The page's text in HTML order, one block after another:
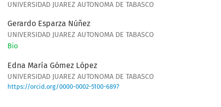
UNIVERSIDAD JUAREZ AUTONOMA DE TABASCO
Gerardo Esparza Núñez
UNIVERSIDAD JUAREZ AUTONOMA DE TABASCO
Bio
Edna María Gómez López
UNIVERSIDAD JUAREZ AUTONOMA DE TABASCO
https://orcid.org/0000-0002-5100-6897